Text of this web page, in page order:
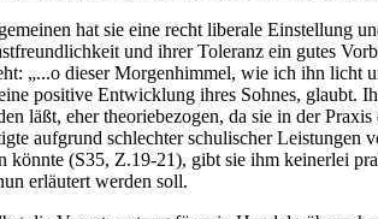
hat sie eine recht liberale Einstellung
und ihrer Toleranz ein gutes
„...o dieser Morgenhimmel, wie ich ihn licht
positive Entwicklung ihres Sohnes,
läßt, eher theoriebezogen, da sie in der
aufgrund schlechter schulischer Leistungen
(S35, Z.19-21), gibt sie ihm keinerlei
erläutert werden soll.